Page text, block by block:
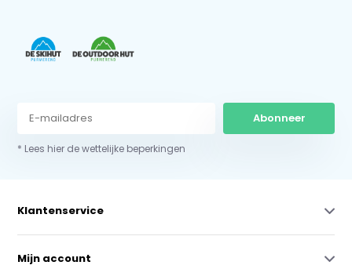
Abonneer
* Lees hier de wettelijke beperkingen
Klantenservice
Mijn account